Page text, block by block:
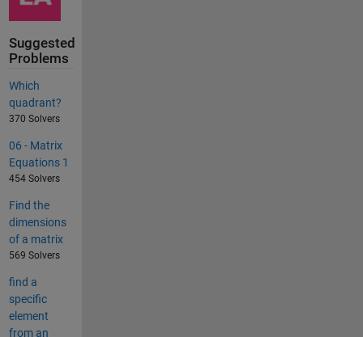
Suggested
Problems
Which
quadrant?
370 Solvers
06 - Matrix
Equations 1
454 Solvers
Find the
dimensions
of a matrix
569 Solvers
find a
specific
element
from an